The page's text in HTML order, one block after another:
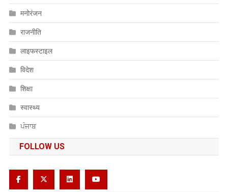
मनोरंजन
राजनीति
लाइफस्टाइल
विदेश
शिक्षा
स्वास्थ्य
ਪੰਜਾਬ
FOLLOW US